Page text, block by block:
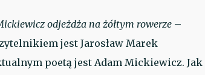
odjeżdża na żółtym rowerze –
jest Jarosław Marek
poetą jest Adam Mickiewicz. Jak